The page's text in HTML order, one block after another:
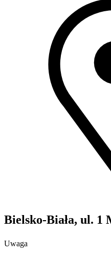
Bielsko-Biała, ul. 1
Uwaga